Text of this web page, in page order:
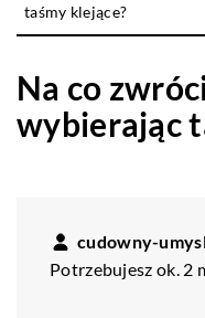
taśmy klejące?
Na co
wybierając
cudowny-
Potrzebujesz ok. 2